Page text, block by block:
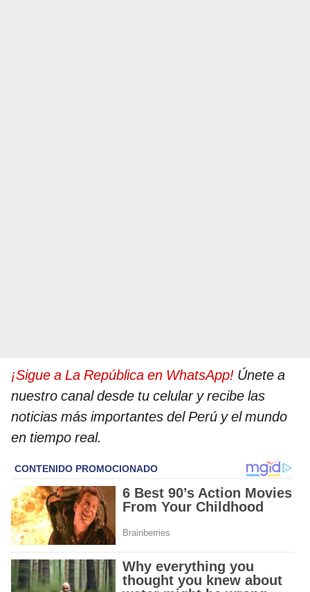
¡Sigue a La República en WhatsApp! Únete a
nuestro canal desde tu celular y recibe las
noticias más importantes del Perú y el mundo
en tiempo real.